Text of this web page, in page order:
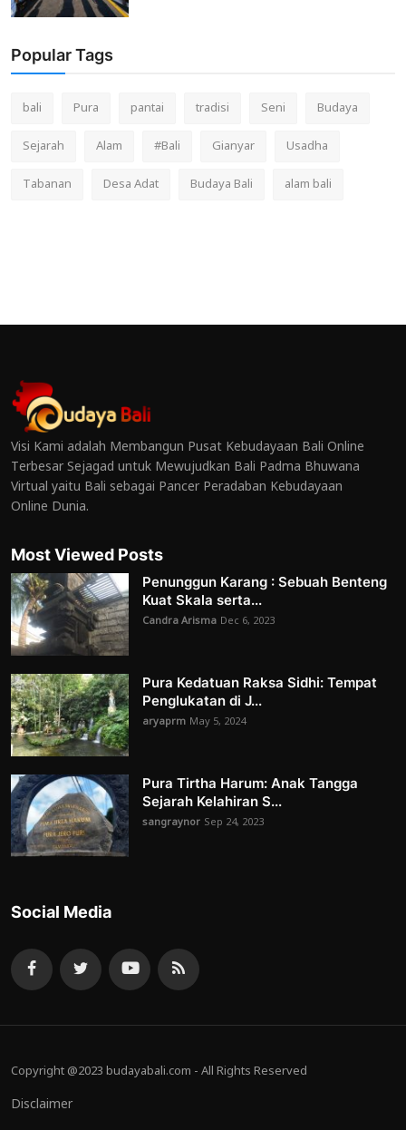
Popular Tags
bali Pura pantai tradisi Seni
Budaya
Sejarah
Alam #Bali Gianyar
Usadha
Tabanan
Desa Adat Budaya Bali alam bali
Visi Kami adalah Membangun Pusat Kebudayaan Bali Online
Terbesar Sejagad untuk Mewujudkan Bali Padma Bhuwana
Virtual yaitu Bali sebagai Pancer Peradaban Kebudayaan
Online Dunia.
Most Viewed Posts
Penunggun Karang : Sebuah Benteng
Kuat Skala serta...
Candra Arisma Dec 6, 2023
Pura Kedatuan Raksa Sidhi: Tempat
Penglukatan di J...
aryaprm May 5, 2024
Pura Tirtha Harum: Anak Tangga
Sejarah Kelahiran S...
sangraynor Sep 24, 2023
Social Media
Copyright @2023 budayabali.com - All Rights Reserved
Disclaimer